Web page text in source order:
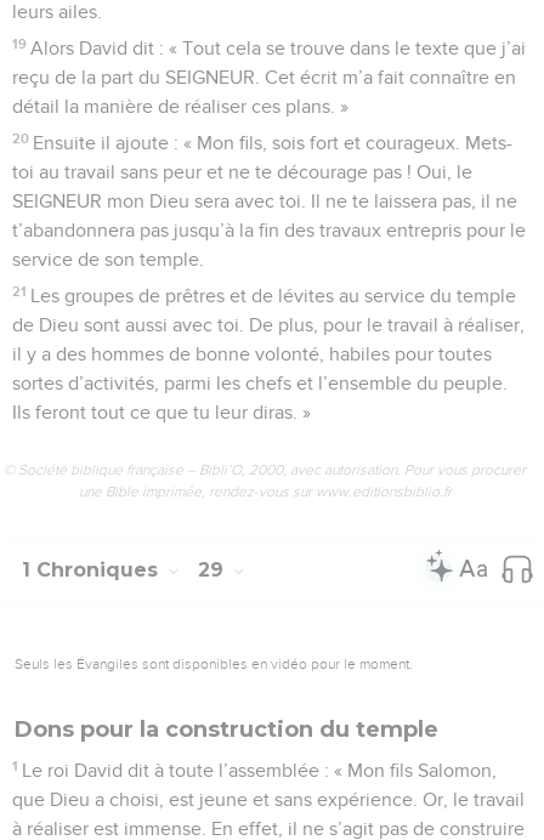
leurs ailes.
19 Alors David dit : « Tout cela se trouve dans le texte que j’ai
reçu de la part du SEIGNEUR. Cet écrit m’a fait connaître en
détail la manière de réaliser ces plans. »
20 Ensuite il ajoute : « Mon fils, sois fort et courageux. Mets-
toi au travail sans peur et ne te décourage pas ! Oui, le
SEIGNEUR mon Dieu sera avec toi. Il ne te laissera pas, il ne
t’abandonnera pas jusqu’à la fin des travaux entrepris pour le
service de son temple.
21 Les groupes de prêtres et de lévites au service du temple
de Dieu sont aussi avec toi. De plus, pour le travail à réaliser,
il y a des hommes de bonne volonté, habiles pour toutes
sortes d’activités, parmi les chefs et l’ensemble du peuple.
Ils feront tout ce que tu leur diras. »
© Société biblique française – Bibli’O, 2000, avec autorisation. Pour vous procurer
une Bible imprimée, rendez-vous sur www.editionsbiblio.fr
1 Chroniques 29
Seuls les Évangiles sont disponibles en vidéo pour le moment.
Dons pour la construction du temple
1 Le roi David dit à toute l’assemblée : « Mon fils Salomon,
que Dieu a choisi, est jeune et sans expérience. Or, le travail
à réaliser est immense. En effet, il ne s’agit pas de construire